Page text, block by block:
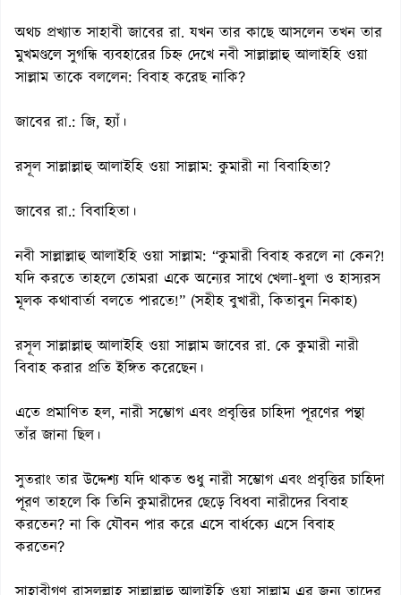
অথচ প্রখ্যাত সাহাবী জাবের রা. যখন তার কাছে আসলেন তখন তার
মুখমণ্ডলে সুগন্ধি ব্যবহারের চিহ্ন দেখে নবী সাল্লাল্লাহু আলাইহি ওয়া
সাল্লাম তাকে বললেন: বিবাহ করেছ নাকি?
জাবের রা.: জি, হ্যাঁ।
রসূল সাল্লাল্লাহু আলাইহি ওয়া সাল্লাম: কুমারী না বিবাহিতা?
জাবের রা.: বিবাহিতা।
নবী সাল্লাল্লাহু আলাইহি ওয়া সাল্লাম: “কুমারী বিবাহ করলে না কেন?!
যদি করতে তাহলে তোমরা একে অন্যের সাথে খেলা-ধুলা ও হাস্যরস
মূলক কথাবার্তা বলতে পারতে!” (সহীহ বুখারী, কিতাবুন নিকাহ)
রসূল সাল্লাল্লাহু আলাইহি ওয়া সাল্লাম জাবের রা. কে কুমারী নারী
বিবাহ করার প্রতি ইঙ্গিত করেছেন।
এতে প্রমাণিত হল, নারী সম্ভোগ এবং প্রবৃত্তির চাহিদা পূরণের পন্থা
তাঁর জানা ছিল।
সুতরাং তার উদ্দেশ্য যদি থাকত শুধু নারী সম্ভোগ এবং প্রবৃত্তির চাহিদা
পূরণ তাহলে কি তিনি কুমারীদের ছেড়ে বিধবা নারীদের বিবাহ
করতেন? না কি যৌবন পার করে এসে বার্ধক্যে এসে বিবাহ
করতেন?